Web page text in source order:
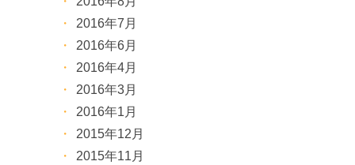
2016年7月
2016年6月
2016年4月
2016年3月
2016年1月
2015年12月
2015年11月